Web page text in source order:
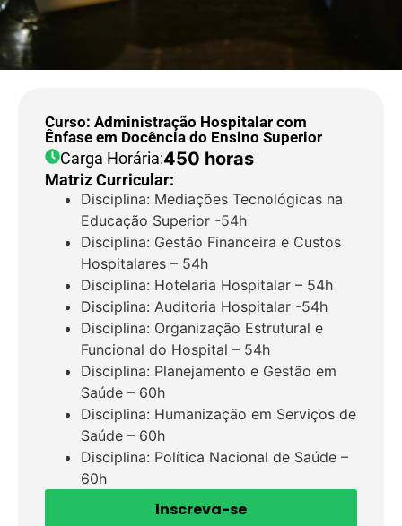
Curso: Administração Hospitalar com
Ênfase em Docência do Ensino Superior
Carga Horária:450 horas
Matriz Curricular:
Disciplina: Mediações Tecnológicas na
Educação Superior -54h
Disciplina: Gestão Financeira e Custos
Hospitalares – 54h
Disciplina: Hotelaria Hospitalar – 54h
Disciplina: Auditoria Hospitalar -54h
Disciplina: Organização Estrutural e
Funcional do Hospital – 54h
Disciplina: Planejamento e Gestão em
Saúde – 60h
Disciplina: Humanização em Serviços de
Saúde – 60h
Disciplina: Política Nacional de Saúde –
60h
Inscreva-se